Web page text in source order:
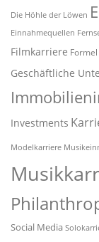
Die Höhle der Löwen
Einnahmequellen
Filmkarriere Formel
Geschäftliche
Investments
Modelkarriere
Social Media